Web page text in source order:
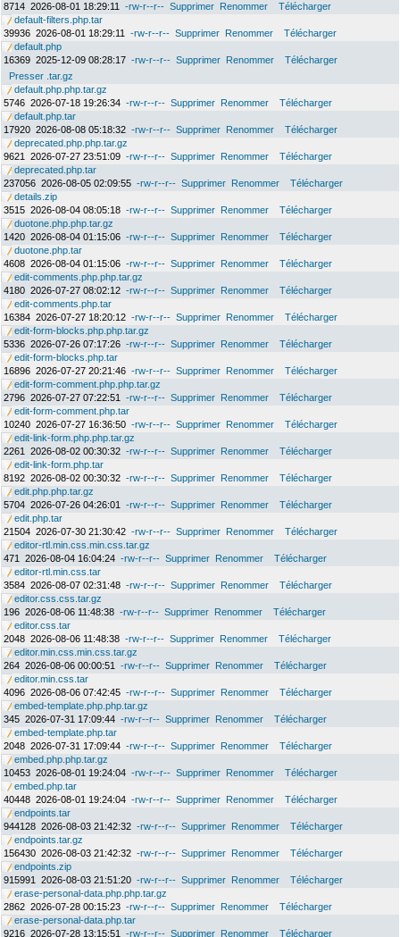
8714 2026-08-01 18:29:11 -rw-r--r-- Supprimer Renommer
Télécharger
default-filters.php.tar
39936 2026-08-01 18:29:11 -rw-r--r-- Supprimer Renommer
Télécharger
default.php
16369 2025-12-09 08:28:17 -rw-r--r-- Supprimer Renommer
Télécharger
Presser .tar.gz
default.php.php.tar.gz
5746 2026-07-18 19:26:34 -rw-r--r-- Supprimer Renommer
Télécharger
default.php.tar
17920 2026-08-08 05:18:32 -rw-r--r-- Supprimer Renommer
Télécharger
deprecated.php.php.tar.gz
9621
2026-07-27 23:51:09 -rw-r--r-- Supprimer Renommer
Télécharger
deprecated.php.tar
237056 2026-08-05 02:09:55 -rw-r--r-- Supprimer Renommer
Télécharger
details.zip
3515 2026-08-04 08:05:18 -rw-r--r-- Supprimer Renommer
Télécharger
duotone.php.php.tar.gz
1420 2026-08-04 01:15:06 -rw-r--r-- Supprimer Renommer
Télécharger
duotone.php.tar
4608 2026-08-04 01:15:06 -rw-r--r-- Supprimer Renommer
Télécharger
edit-comments.php.php.tar.gz
4180 2026-07-27 08:02:12 -rw-r--r-- Supprimer Renommer
Télécharger
edit-comments.php.tar
16384 2026-07-27 18:20:12 -rw-r--r-- Supprimer Renommer
Télécharger
edit-form-blocks.php.php.tar.gz
5336 2026-07-26 07:17:26 -rw-r--r-- Supprimer Renommer
Télécharger
edit-form-blocks.php.tar
16896 2026-07-27 20:21:46 -rw-r--r-- Supprimer Renommer
Télécharger
edit-form-comment.php.php.tar.gz
2796 2026-07-27 07:22:51 -rw-r--r-- Supprimer Renommer
Télécharger
edit-form-comment.php.tar
10240 2026-07-27 16:36:50 -rw-r--r-- Supprimer Renommer
Télécharger
edit-link-form.php.php.tar.gz
2261
2026-08-02 00:30:32 -rw-r--r-- Supprimer Renommer
Télécharger
edit-link-form.php.tar
8192 2026-08-02 00:30:32 -rw-r--r-- Supprimer Renommer
Télécharger
edit.php.php.tar.gz
5704 2026-07-26 04:26:01 -rw-r--r-- Supprimer Renommer
Télécharger
edit.php.tar
21504 2026-07-30 21:30:42 -rw-r--r-- Supprimer Renommer
Télécharger
editor-rtl.min.css.min.css.tar.gz
471
2026-08-04 16:04:24 -rw-r--r-- Supprimer Renommer
Télécharger
editor-rtl.min.css.tar
3584 2026-08-07 02:31:48 -rw-r--r-- Supprimer Renommer
Télécharger
editor.css.css.tar.gz
196 2026-08-06 11:48:38 -rw-r--r-- Supprimer Renommer
Télécharger
editor.css.tar
2048 2026-08-06 11:48:38 -rw-r--r-- Supprimer Renommer
Télécharger
editor.min.css.min.css.tar.gz
264 2026-08-06 00:00:51 -rw-r--r-- Supprimer Renommer
Télécharger
editor.min.css.tar
4096 2026-08-06 07:42:45 -rw-r--r-- Supprimer Renommer
Télécharger
embed-template.php.php.tar.gz
345 2026-07-31 17:09:44 -rw-r--r-- Supprimer Renommer
Télécharger
embed-template.php.tar
2048 2026-07-31 17:09:44 -rw-r--r-- Supprimer Renommer
Télécharger
embed.php.php.tar.gz
10453 2026-08-01 19:24:04 -rw-r--r-- Supprimer Renommer
Télécharger
embed.php.tar
40448 2026-08-01 19:24:04 -rw-r--r-- Supprimer Renommer
Télécharger
endpoints.tar
944128 2026-08-03 21:42:32 -rw-r--r-- Supprimer Renommer
Télécharger
endpoints.tar.gz
156430 2026-08-03 21:42:32 -rw-r--r-- Supprimer Renommer
Télécharger
endpoints.zip
915991
2026-08-03 21:51:20 -rw-r--r-- Supprimer Renommer
Télécharger
erase-personal-data.php.php.tar.gz
2862 2026-07-28 00:15:23 -rw-r--r-- Supprimer Renommer
Télécharger
erase-personal-data.php.tar
9216 2026-07-28 13:15:51 -rw-r--r-- Supprimer Renommer Télécharger